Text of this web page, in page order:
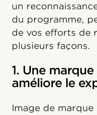
un
du programme,
de vos efforts de
plusieurs façons.
1. Une
améliore le
Image de